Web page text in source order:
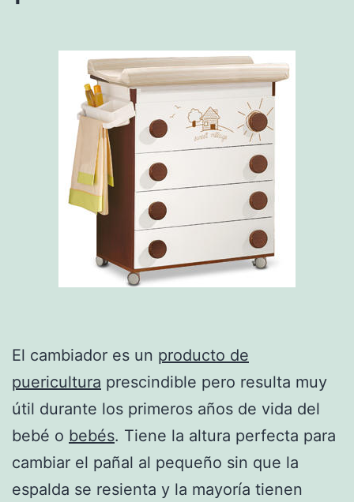
El cambiador es un producto de
puericultura prescindible pero resulta muy
útil durante los primeros años de vida del
bebé o bebés. Tiene la altura perfecta para
cambiar el pañal al pequeño sin que la
espalda se resienta y la mayoría tienen